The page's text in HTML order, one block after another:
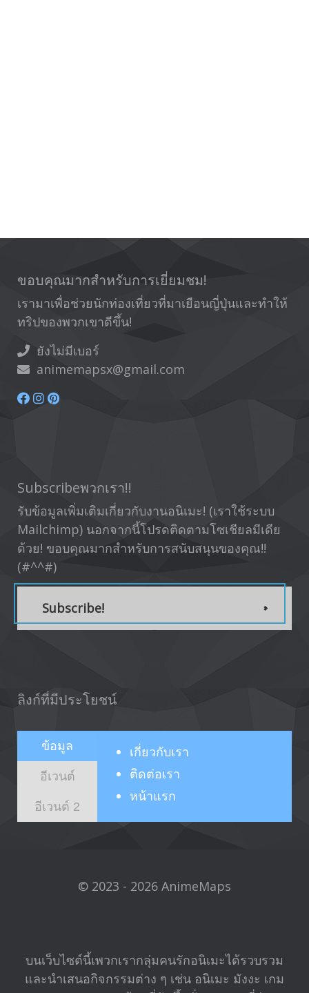
ขอบคุณมากสำหรับการเยี่ยมชม!
เรามาเพื่อช่วยนักท่องเที่ยวที่มาเยือนญี่ปุ่นและทำให้
ทริปของพวกเขาดีขึ้น!
ยังไม่มีเบอร์
animemapsx@gmail.com
Subscribeพวกเรา!!
รับข้อมูลเพิ่มเติมเกี่ยวกับงานอนิเมะ! (เราใช้ระบบ
Mailchimp) นอกจากนี้โปรดติดตามโซเชียลมีเดีย
ด้วย! ขอบคุณมากสำหรับการสนับสนุนของคุณ!!
(#^^#)
Subscribe!
ลิงก์ที่มีประโยชน์
ข้อมูล
อีเวนต์
อีเวนต์ 2
เกี่ยวกับเรา
ติดต่อเรา
หน้าแรก
© 2023 - 2026 AnimeMaps
บนเว็บไซต์นี้เพวกเรากลุ่มคนรักอนิเมะได้รวบรวม
และนำเสนอกิจกรรมต่าง ๆ เช่น อนิเมะ มังงะ เกม